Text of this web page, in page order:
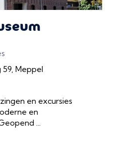
Meppel
en excursies
en
...